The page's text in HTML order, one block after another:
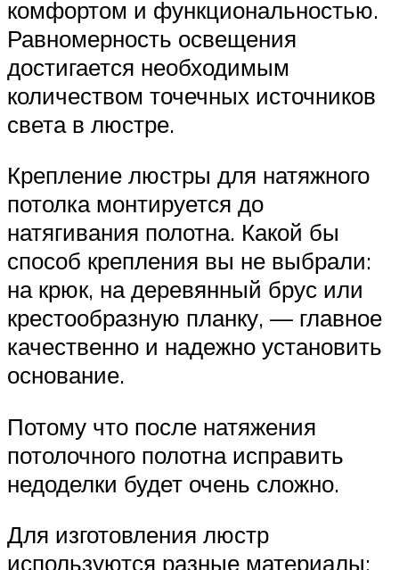
комфортом и функциональностью.
Равномерность освещения
достигается необходимым
количеством точечных источников
света в люстре.
Крепление люстры для натяжного
потолка монтируется до
натягивания полотна. Какой бы
способ крепления вы не выбрали:
на крюк, на деревянный брус или
крестообразную планку, — главное
качественно и надежно установить
основание.
Потому что после натяжения
потолочного полотна исправить
недоделки будет очень сложно.
Для изготовления люстр
используются разные материалы: